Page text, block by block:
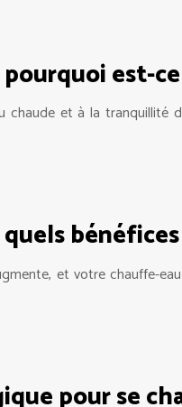
est-
et à la
et votre chauffe-
pour se